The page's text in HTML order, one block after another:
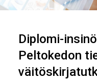
Diplomi-
Peltokedon